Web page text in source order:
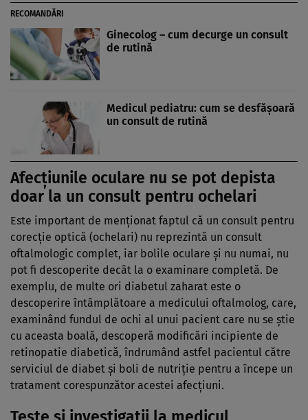
RECOMANDĂRI
Ginecolog – cum decurge un consult
de rutină
Medicul pediatru: cum se desfăşoară
un consult de rutină
Afecţiunile oculare nu se pot depista
doar la un consult pentru ochelari
Este important de menţionat faptul că un consult pentru
corecţie optică (ochelari) nu reprezintă un consult
oftalmologic complet, iar bolile oculare şi nu numai, nu
pot fi descoperite decât la o examinare completă. De
exemplu, de multe ori diabetul zaharat este o
descoperire întâmplătoare a medicului oftalmolog, care,
examinând fundul de ochi al unui pacient care nu se ştie
cu aceasta boală, descoperă modificări incipiente de
retinopatie diabetică, îndrumând astfel pacientul către
serviciul de diabet şi boli de nutriţie pentru a începe un
tratament corespunzător acestei afecţiuni.